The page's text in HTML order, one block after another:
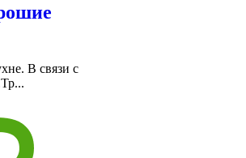
В связи с